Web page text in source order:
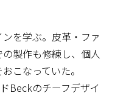
を学ぶ。皮革・ファ
製作も修練し、個人
こなっていた。
Beckのチーフデザイ